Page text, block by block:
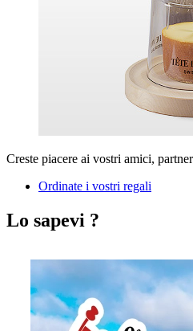
Creste piacere ai vostri amici,
Ordinate i vostri regali
Lo sapevi ?